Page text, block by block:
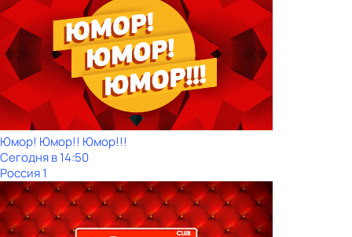
Юмор! Юмор!! Юмор!!!
Сегодня в 14:50
Россия 1